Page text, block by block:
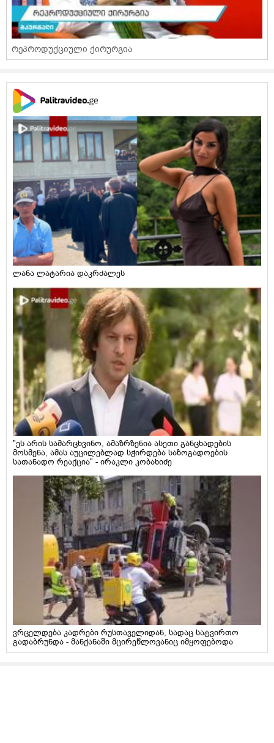
რეპროდუქციული ქირურგია
ლანა ლატარია დაკრძალეს
"ეს არის სამარცხვინო, ამაზრზენია ასეთი განცხადების
მოსმენა, ამას აუცილებლად სჭირდება საზოგადოების
სათანადო რეაქცია" - ირაკლი კობახიძე
ვრცელდება კადრები რუსთაველიდან, სადაც სატვირთო
გადაბრუნდა - მანქანაში მცირეწლოვანიც იმყოფებოდა